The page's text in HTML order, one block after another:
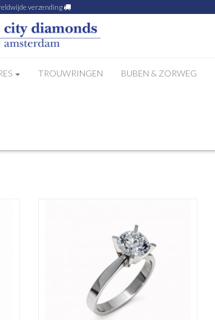
verzending
TROUWRINGEN BUBEN & ZORWEG